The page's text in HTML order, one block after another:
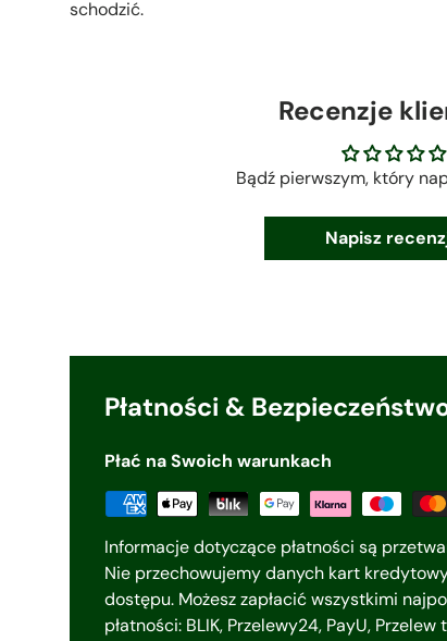
schodzić.
Recenzje
Bądź pierwszym, który
Napisz
Płatności &
Płać na Swoich warunkach
Informacje dotyczące płatności są
Nie przechowujemy danych kart
dostępu. Możesz zapłacić wszystkimi
płatności: BLIK, Przelewy24, PayU,